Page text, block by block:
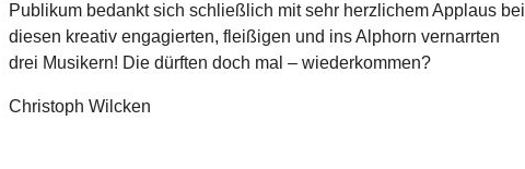
Publikum bedankt sich schließlich mit sehr herzlichem Applaus bei
diesen kreativ engagierten, fleißigen und ins Alphorn vernarrten
drei Musikern! Die dürften doch mal – wiederkommen?
Christoph Wilcken